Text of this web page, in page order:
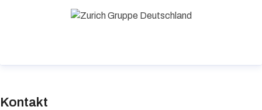
Im Einklang mit dem Ziel „gemeinsam eine
und wirkungsvollsten Unternehmen der Welt zu
Kontakt